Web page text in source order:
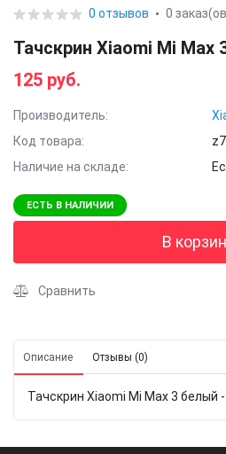
0 отзывов 0
Тачскрин Xiaomi Mi Max
125 руб.
Производитель:
Код товара:
Наличие на складе:
ЕСТЬ В НАЛИЧИИ
В
Сравнить
Описание Отзывы (0)
Тачскрин Xiaomi Mi Max 3 белый